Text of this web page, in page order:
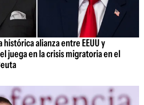
histórica alianza entre EEUU y
juega en la crisis migratoria en el